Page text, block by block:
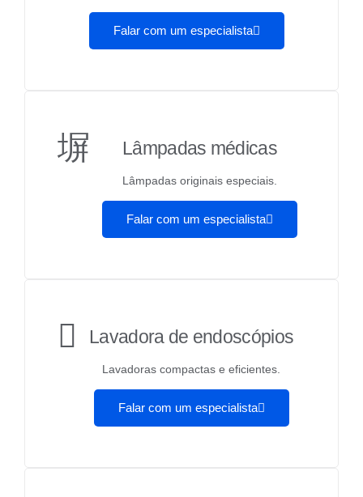
Falar com um especialista
Lâmpadas médicas
Lâmpadas originais especiais.
Falar com um especialista
Lavadora de endoscópios
Lavadoras compactas e eficientes.
Falar com um especialista